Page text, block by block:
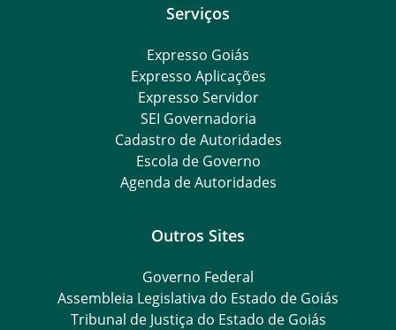
Serviços
Expresso Goiás
Expresso Aplicações
Expresso Servidor
SEI Governadoria
Cadastro de Autoridades
Escola de Governo
Agenda de Autoridades
Outros Sites
Governo Federal
Assembleia Legislativa do Estado de Goiás
Tribunal de Justiça do Estado de Goiás